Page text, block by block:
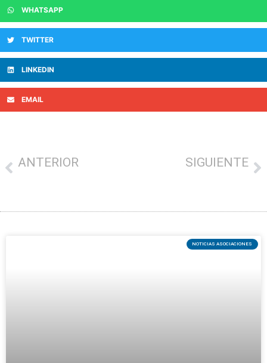
WHATSAPP
TWITTER
LINKEDIN
EMAIL
ANTERIOR SIGUIENTE
NOTICIAS ASOCIACIONES